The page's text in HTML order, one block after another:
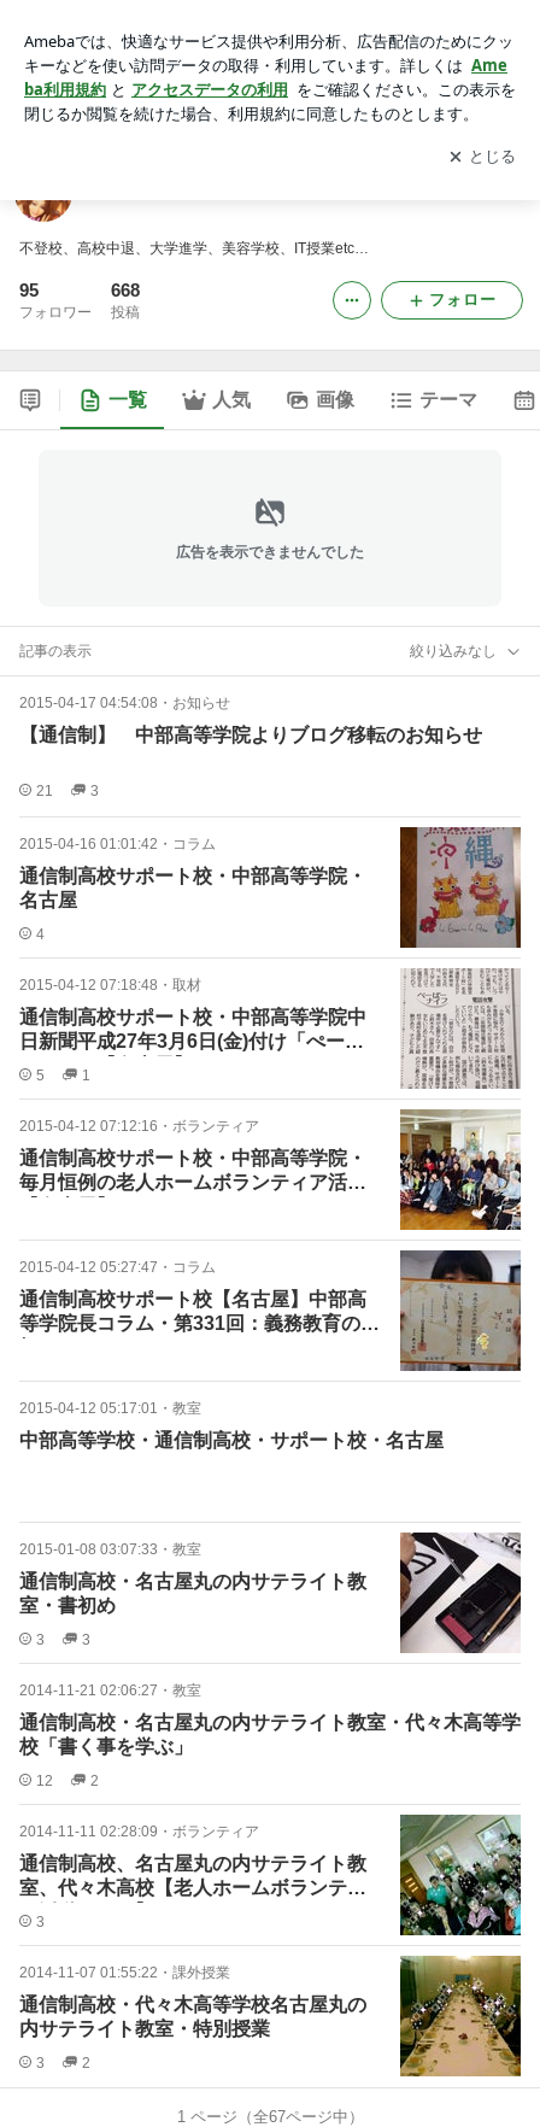
アプリをダウンロードして ブログの更新通知
を受け取りまし
ょう。
開く
不登校、高校中退、大学進学、美容学校、IT授業etc…
95
フォロワー
668
投稿
フォロー
一覧 人気 画像 テーマ
広告を表示できませんでした
記事の表示 絞り込みなし
2015-04-17 04:54:08 ・ お知らせ
【通信制】 中部高等学院よりブログ移転のお知らせ
21 3
2015-04-16 01:01:42 ・ コラム
通信制高校サポート校・中部高等学院・
名古屋
4
2015-04-12 07:18:48 ・ 取材
通信制高校サポート校・中部高等学院中
日新聞平成27年3月6日(金)付け「ぺーぱ
ナイフ」【名古屋】
5 1
2015-04-12 07:12:16 ・ ボランティア
通信制高校サポート校・中部高等学院・
毎月恒例の老人ホームボランティア活動
2015-04-12 05:27:47 ・ コラム
通信制高校サポート校【名古屋】中部高
等学院長コラム・第331回：義務教育の大
2015-04-12 05:17:01 ・ 教室
中部高等学校・通信制高校・サポート校・名古屋
2015-01-08 03:07:33 ・ 教室
通信制高校・名古屋丸の内サテライト教
室・書初め
3 3
2014-11-21 02:06:27 ・ 教室
通信制高校・名古屋丸の内サテライト教室・代々木高等学
校「書く事を学ぶ」
12 2
2014-11-11 02:28:09 ・ ボランティア
通信制高校、名古屋丸の内サテライト教
室、代々木高校【老人ホームボランティ
ア活動１１月】
3
2014-11-07 01:55:22 ・ 課外授業
通信制高校・代々木高等学校名古屋丸の
内サテライト教室・特別授業
3 2
1ページ（全67ページ中）